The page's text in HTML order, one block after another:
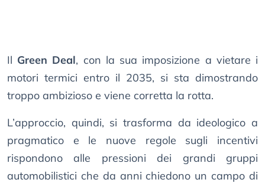
Il Green Deal, con la sua imposizione a vietare i
motori termici entro il 2035, si sta dimostrando
troppo ambizioso e viene corretta la rotta.
L’approccio, quindi, si trasforma da ideologico a
pragmatico e le nuove regole sugli incentivi
rispondono alle pressioni dei grandi gruppi
automobilistici che da anni chiedono un campo di